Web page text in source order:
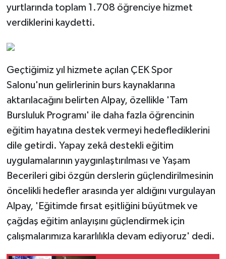
yurtlarında toplam 1.708 öğrenciye hizmet
verdiklerini kaydetti.
Geçtiğimiz yıl hizmete açılan ÇEK Spor
Salonu'nun gelirlerinin burs kaynaklarına
aktarılacağını belirten Alpay, özellikle 'Tam
Bursluluk Programı' ile daha fazla öğrencinin
eğitim hayatına destek vermeyi hedeflediklerini
dile getirdi. Yapay zekâ destekli eğitim
uygulamalarının yaygınlaştırılması ve Yaşam
Becerileri gibi özgün derslerin güçlendirilmesinin
öncelikli hedefler arasında yer aldığını vurgulayan
Alpay, 'Eğitimde fırsat eşitliğini büyütmek ve
çağdaş eğitim anlayışını güçlendirmek için
çalışmalarımıza kararlılıkla devam ediyoruz' dedi.